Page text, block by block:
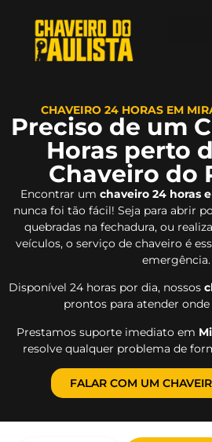
CHAVEIRO 24 HORAS EM
Preciso de um
Horas perto
Chaveiro do
Encontrar um chaveiro 24 horas
nunca foi tão fácil! Seja para abrir
quebradas na fechadura, ou
veículos, o serviço de chaveiro é
emergência.
Disponível 24 horas por dia, nossos
prontos para atender
Prestamos suporte imediato em
resolve qualquer problema de
FALAR COM UM